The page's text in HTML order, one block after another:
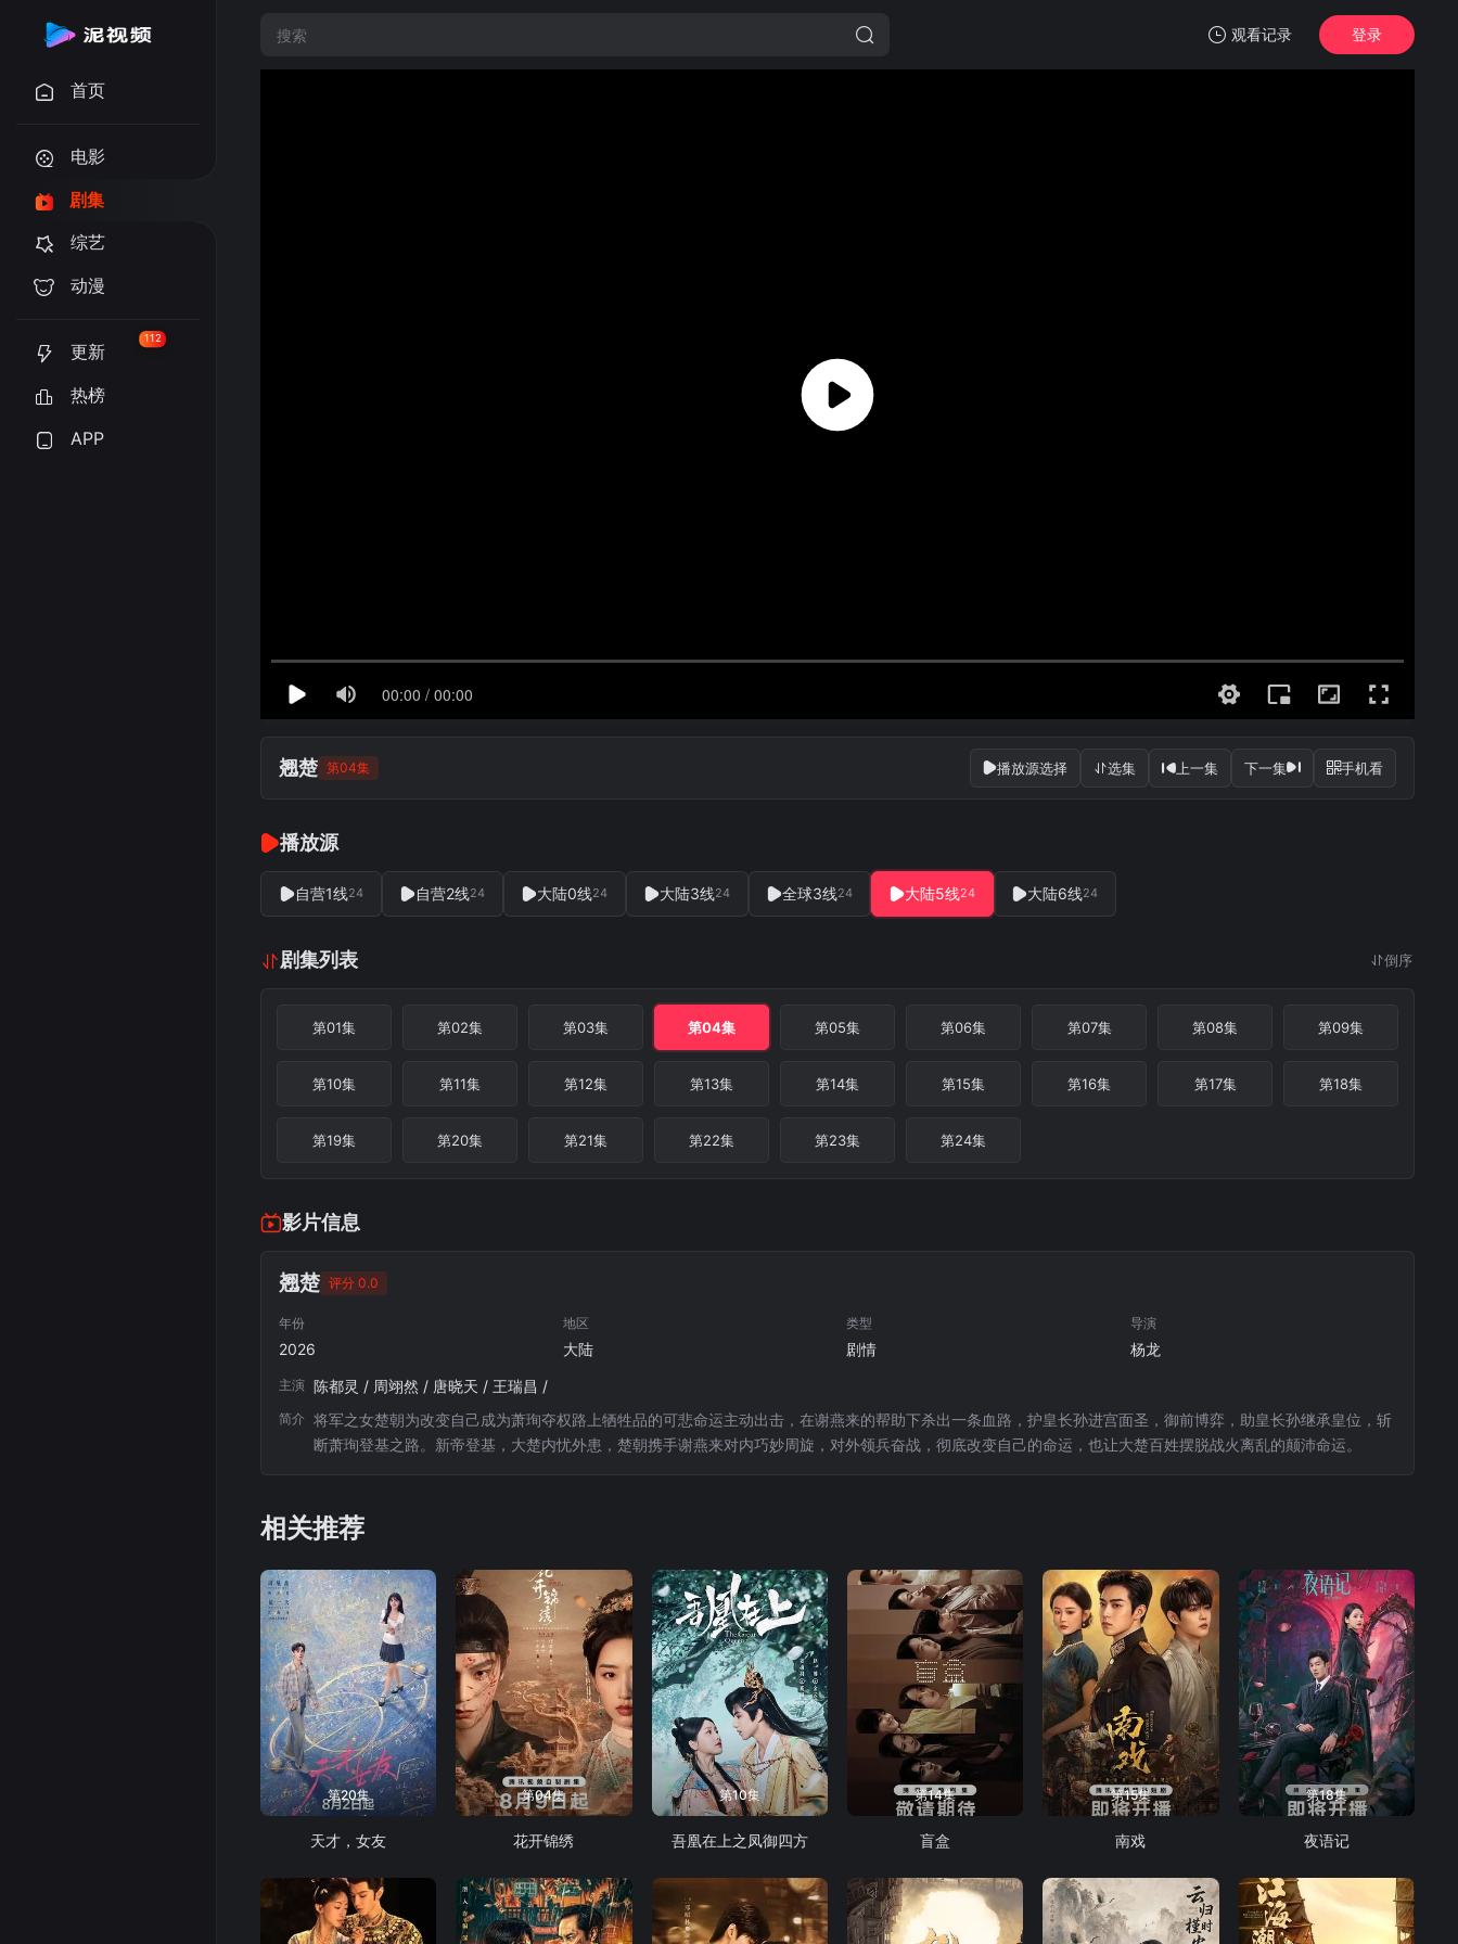
观看记录 登录
首页
电影
剧集
综艺
动漫
更新
112
热榜
APP
翘楚 第04集 播放源选择 选集 上一集 下一集 手机看
播放源
自营1线24 自营2线24 大陆0线24 大陆3线24 全球3线24 大陆5线24 大陆6线24
剧集列表 倒序
第01集 第02集 第03集 第04集 第05集 第06集 第07集 第08集 第09集
第10集 第11集 第12集 第13集 第14集 第15集 第16集 第17集 第18集
第19集 第20集 第21集 第22集 第23集 第24集
影片信息
翘楚 评分 0.0
年份
2026
地区
大陆
类型
剧情
导演
杨龙
主演 陈都灵 / 周翊然 / 唐晓天 / 王瑞昌 /
简介 将军之女楚朝为改变自己成为萧珣夺权路上牺牲品的可悲命运主动出击，在谢燕来的帮助下杀出一条血路，护皇长孙进宫面圣，御前博弈，助皇长孙继承皇位，斩
断萧珣登基之路。新帝登基，大楚内忧外患，楚朝携手谢燕来对内巧妙周旋，对外领兵奋战，彻底改变自己的命运，也让大楚百姓摆脱战火离乱的颠沛命运。
相关推荐
第20集
天才，女友
第04集
花开锦绣
第10集
吾凰在上之凤御四方
第14集
盲盒
第15集
南戏
第18集
夜语记